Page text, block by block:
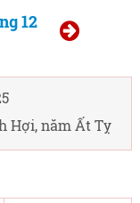
12
Hợi, năm Ất Tỵ